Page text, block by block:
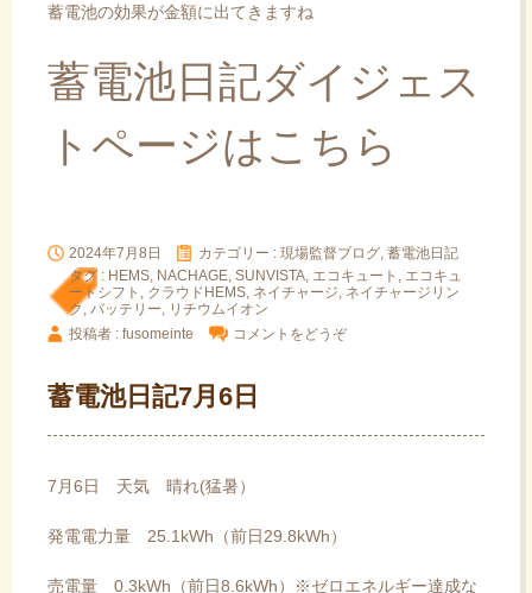
蓄電池の効果が金額に出てきますね
蓄電池日記ダイジェス
トページはこちら
2024年7月8日 カテゴリー : 現場監督ブログ, 蓄電池日記
タグ : HEMS NACHAGE SUNVISTA エコキュート
エコキュ
ートシフト
クラウドHEMS ネイチャージ ネイチャージリン
ク バッテリー
リチウムイオン
投稿者 : fusomeinte
コメントをどうぞ
蓄電池日記7月6日
7月6日 天気 晴れ(猛暑）
発電電力量 25.1kWh（前日29.8kWh）
売電量 0.3kWh（前日8.6kWh）※ゼロエネルギー達成な